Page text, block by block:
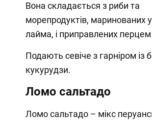
Вона складається з риби та
морепродуктів, маринованих
лайма, і приправлених перцем
Подають севіче з гарніром із
кукурудзи.
Ломо сальтадо
Ломо сальтадо – мікс